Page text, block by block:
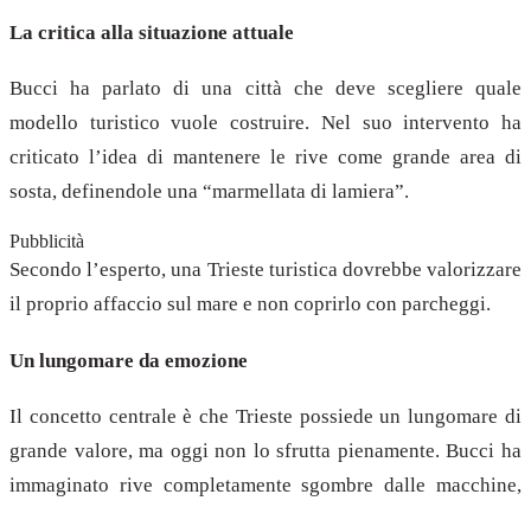
La critica alla situazione attuale
Bucci ha parlato di una città che deve scegliere quale
modello turistico vuole costruire. Nel suo intervento ha
criticato l’idea di mantenere le rive come grande area di
sosta, definendole una “marmellata di lamiera”.
Pubblicità
Secondo l’esperto, una Trieste turistica dovrebbe valorizzare
il proprio affaccio sul mare e non coprirlo con parcheggi.
Un lungomare da emozione
Il concetto centrale è che Trieste possiede un lungomare di
grande valore, ma oggi non lo sfrutta pienamente. Bucci ha
immaginato rive completamente sgombre dalle macchine,